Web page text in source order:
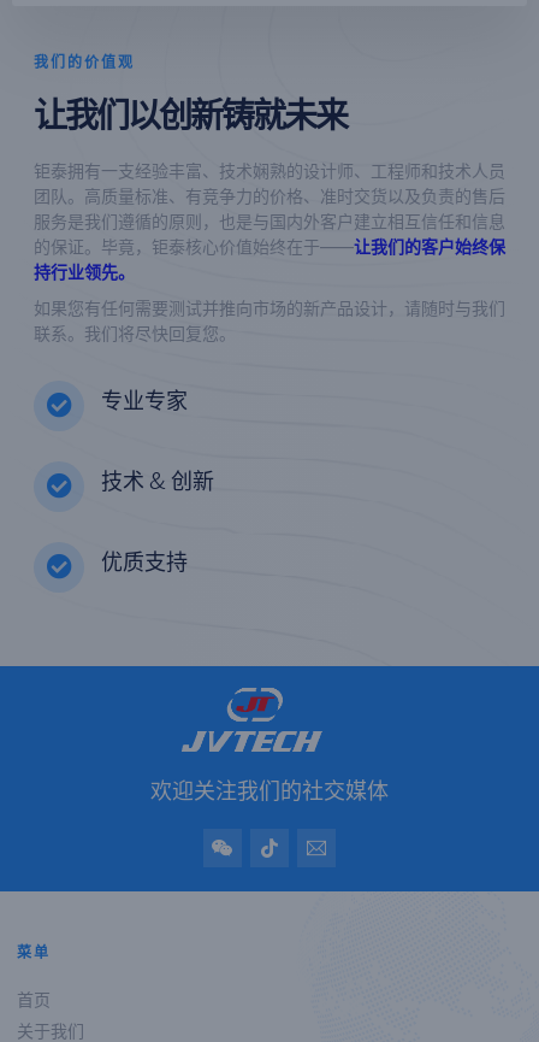
我们的价值观
让我们以创新铸就未来
钜泰拥有一支经验丰富、技术娴熟的设计师、工程师和技术人员
团队。高质量标准、有竞争力的价格、准时交货以及负责的售后
服务是我们遵循的原则，也是与国内外客户建立相互信任和信息
的保证。毕竟，钜泰核心价值始终在于——让我们的客户始终保
持行业领先。
如果您有任何需要测试并推向市场的新产品设计，请随时与我们
联系。我们将尽快回复您。
专业专家
技术 & 创新
优质支持
欢迎关注我们的社交媒体
菜单
首页
关于我们